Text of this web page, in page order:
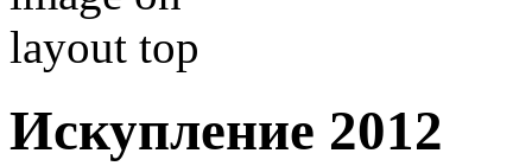
Искупление 2012